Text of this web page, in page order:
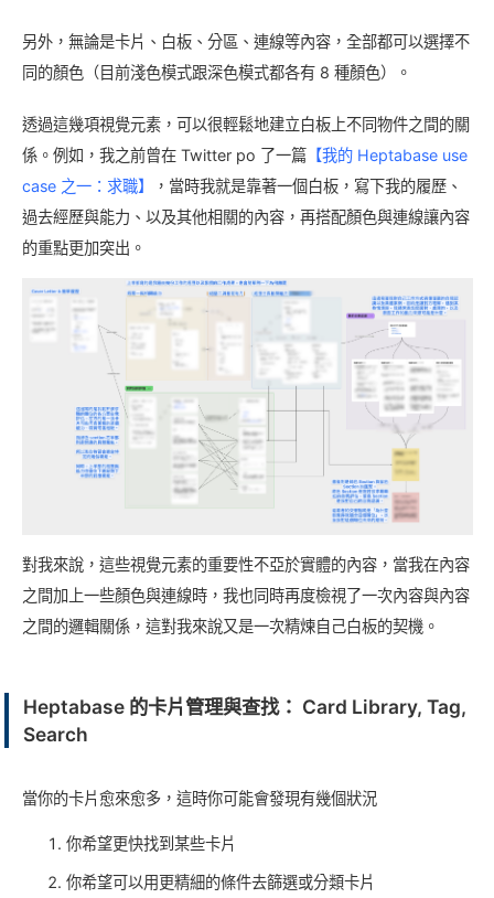
另外，無論是卡片、白板、分區、連線等內容，全部都可以選擇不
同的顏色（目前淺色模式跟深色模式都各有 8 種顏色）。
透過這幾項視覺元素，可以很輕鬆地建立白板上不同物件之間的關
係。例如，我之前曾在 Twitter po 了一篇 【我的 Heptabase use
case 之一：求職】
，當時我就是靠著一個白板，寫下我的履歷、
過去經歷與能力、以及其他相關的內容，再搭配顏色與連線讓內容
的重點更加突出。
對我來說，這些視覺元素的重要性不亞於實體的內容，當我在內容
之間加上一些顏色與連線時，我也同時再度檢視了一次內容與內容
之間的邏輯關係，這對我來說又是一次精煉自己白板的契機。
Heptabase 的卡片管理與查找： Card Library, Tag,
Search
當你的卡片愈來愈多，這時你可能會發現有幾個狀況
你希望更快找到某些卡片
你希望可以用更精細的條件去篩選或分類卡片